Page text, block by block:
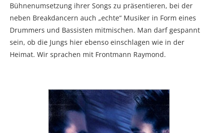
Bühnenumsetzung ihrer Songs zu präsentieren, bei der
neben Breakdancern auch „echte“ Musiker in Form eines
Drummers und Bassisten mitmischen. Man darf gespannt
sein, ob die Jungs hier ebenso einschlagen wie in der
Heimat. Wir sprachen mit Frontmann Raymond.